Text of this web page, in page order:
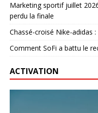
Marketing sportif juillet
perdu la finale
Chassé-croisé Nike-adidas
Comment SoFi a battu le
ACTIVATION